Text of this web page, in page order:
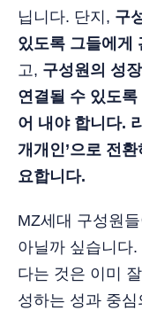
닙니다. 단지, 구
있도록 그들에게
고, 구성원의 성
연결될 수 있도
어 내야 합니다.
개개인’으로 전
요합니다.
MZ세대 구성원
아닐까 싶습니다
다는 것은 이미
성하는 성과 중